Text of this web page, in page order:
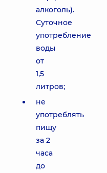
алкоголь).
Суточное
употребление
воды
от
1,5
литров;
не
употреблять
пищу
за 2
часа
до